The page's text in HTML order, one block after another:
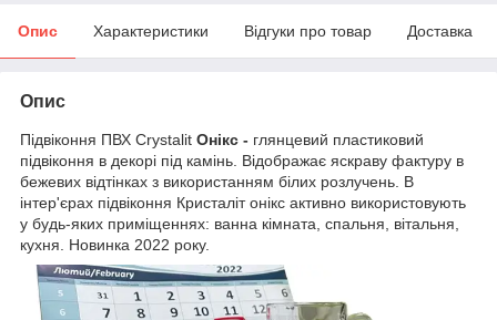
Опис Характеристики Відгуки про товар Доставка
Опис
Підвіконня ПВХ Crystalit Онікс - глянцевий пластиковий
підвіконня в декорі під камінь. Відображає яскраву фактуру в
бежевих відтінках з використанням білих розлучень. В
інтер'єрах підвіконня Кристаліт онікс активно використовують
у будь-яких приміщеннях: ванна кімната, спальня, вітальня,
кухня. Новинка 2022 року.